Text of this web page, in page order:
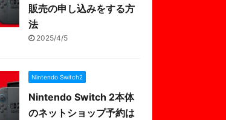
販売の申し込みをする方
法
2025/4/5
Nintendo Switch2
Nintendo Switch 2本体
のネットショップ予約は